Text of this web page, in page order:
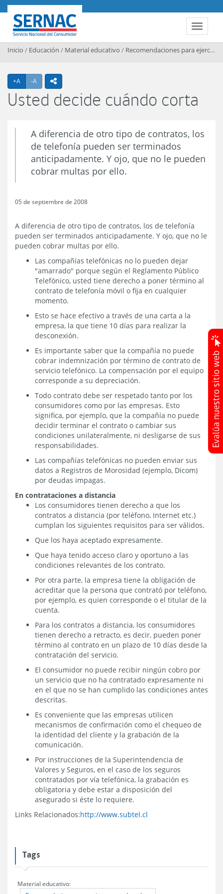
Contenido principal
Toggle
SERNAC
Inicio / Educación / Material educativo / Recomendaciones para ejercer sus derechos
+A Agrandar texto
-A Achicar textoicono compartir
Usted decide cuándo corta
A diferencia de otro tipo de contratos, los
de telefonía pueden ser terminados
anticipadamente. Y ojo, que no le pueden
cobrar multas por ello.
05 de septiembre de 2008
A diferencia de otro tipo de contratos, los de telefonía
pueden ser terminados anticipadamente. Y ojo, que no le
pueden cobrar multas por ello.
Las compañías telefónicas no lo pueden dejar
"amarrado" porque según el Reglamento Público
Telefónico, usted tiene derecho a poner término al
contrato de telefonía móvil o fija en cualquier
momento.
Esto se hace efectivo a través de una carta a la
empresa, la que tiene 10 días para realizar la
desconexión.
Es importante saber que la compañía no puede
cobrar indemnización por término de contrato de
servicio telefónico. La compensación por el equipo
corresponde a su depreciación.
Todo contrato debe ser respetado tanto por los
consumidores como por las empresas. Esto
significa, por ejemplo, que la compañía no puede
decidir terminar el contrato o cambiar sus
condiciones unilateralmente, ni desligarse de sus
responsabilidades.
Las compañías telefónicas no pueden enviar sus
datos a Regis­tros de Morosidad (ejemplo, Dicom)
por deudas impagas.
En contrataciones a distancia
Los consumidores tienen derecho a que los
contratos a distancia (por teléfono, Internet etc.)
cumplan los siguientes requisitos para ser válidos.
Que los haya aceptado expresamente.
Que haya tenido acceso claro y oportuno a las
condiciones relevantes de los contrato.
Por otra parte, la empresa tiene la obligación de
acreditar que la persona que contrató por teléfono,
por ejemplo, es quien corresponde o el titular de la
cuenta.
Para los contratos a distancia, los consumidores
tienen derecho a retracto, es decir, pueden poner
término al contrato en un plazo de 10 días desde la
contratación del servicio.
El consumidor no puede recibir ningún cobro por
un servicio que no ha contratado expresamente ni
en el que no se han cumplido las condiciones antes
descritas.
Es conveniente que las empresas utilicen
mecanismos de confirmación como el chequeo de
la identidad del cliente y la grabación de la
comunicación.
Por instrucciones de la Superintendencia de
Valores y Seguros, en el caso de los seguros
contratados por vía telefónica, la grabación es
obligatoria y debe estar a disposición del
asegurado si éste lo requiere.
Links Relacionados:http://www.subtel.cl
Tags
Material educativo: